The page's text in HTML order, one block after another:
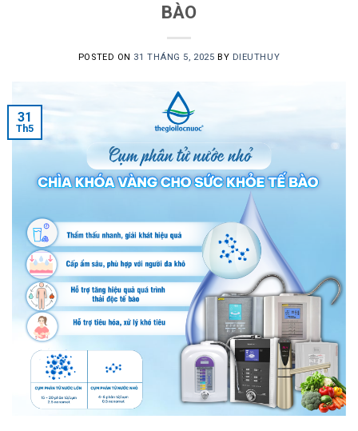
BÀO
POSTED ON 31 THÁNG 5, 2025 BY DIEUTHUY
31
Th5